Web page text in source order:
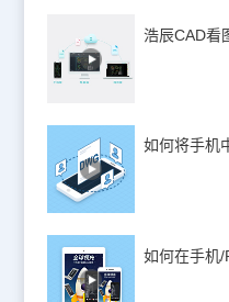
浩辰CAD看
如何将手机
如何在手机/